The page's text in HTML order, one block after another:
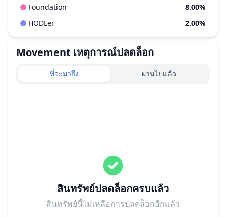
Foundation
8.00%
HODLer
2.00%
Movement เหตุการณ์ปลดล็อก
ที่จะมาถึง ผ่านไปแล้ว
สินทรัพย์ปลดล็อกครบแล้ว
สินทรัพย์นี้ไม่เหลือการปลดล็อกอีกแล้ว